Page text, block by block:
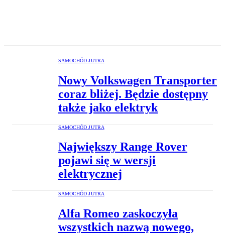
SAMOCHÓD JUTRA
Nowy Volkswagen Transporter
coraz bliżej. Będzie dostępny
także jako elektryk
SAMOCHÓD JUTRA
Największy Range Rover
pojawi się w wersji
elektrycznej
SAMOCHÓD JUTRA
Alfa Romeo zaskoczyła
wszystkich nazwą nowego,